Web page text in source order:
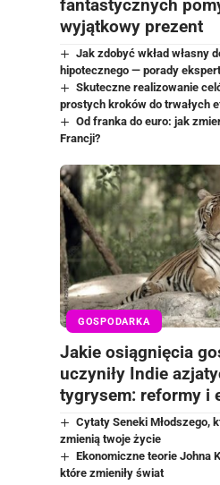
fantastycznych
wyjątkowy prezent
Jak zdobyć wkład własny
hipotecznego — porady
Skuteczne realizowanie
prostych kroków do trwałych
Od franka do euro: jak
Francji?
GOSPODARKA
Jakie osiągnięcia
uczyniły Indie
tygrysem: reformy i
Cytaty Seneki Młodszego,
zmienią twoje życie
Ekonomiczne teorie Johna
które zmieniły świat